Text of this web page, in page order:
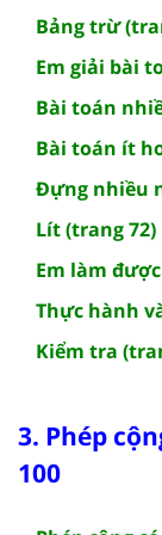
Bảng trừ
Em giải bài
Bài toán
Bài toán ít
Đựng nhiều
Lít (trang 72)
Em làm
Thực hành
Kiểm tra
3. Phép
100